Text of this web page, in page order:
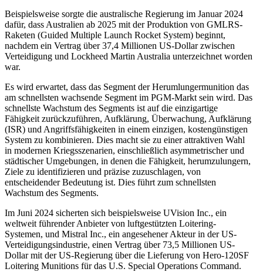
Beispielsweise sorgte die australische Regierung im Januar 2024
dafür, dass Australien ab 2025 mit der Produktion von GMLRS-
Raketen (Guided Multiple Launch Rocket System) beginnt,
nachdem ein Vertrag über 37,4 Millionen US-Dollar zwischen
Verteidigung und Lockheed Martin Australia unterzeichnet worden
war.
Es wird erwartet, dass das Segment der Herumlungermunition das
am schnellsten wachsende Segment im PGM-Markt sein wird. Das
schnellste Wachstum des Segments ist auf die einzigartige
Fähigkeit zurückzuführen, Aufklärung, Überwachung, Aufklärung
(ISR) und Angriffsfähigkeiten in einem einzigen, kostengünstigen
System zu kombinieren. Dies macht sie zu einer attraktiven Wahl
in modernen Kriegsszenarien, einschließlich asymmetrischer und
städtischer Umgebungen, in denen die Fähigkeit, herumzulungern,
Ziele zu identifizieren und präzise zuzuschlagen, von
entscheidender Bedeutung ist. Dies führt zum schnellsten
Wachstum des Segments.
Im Juni 2024 sicherten sich beispielsweise UVision Inc., ein
weltweit führender Anbieter von luftgestützten Loitering-
Systemen, und Mistral Inc., ein angesehener Akteur in der US-
Verteidigungsindustrie, einen Vertrag über 73,5 Millionen US-
Dollar mit der US-Regierung über die Lieferung von Hero-120SF
Loitering Munitions für das U.S. Special Operations Command.